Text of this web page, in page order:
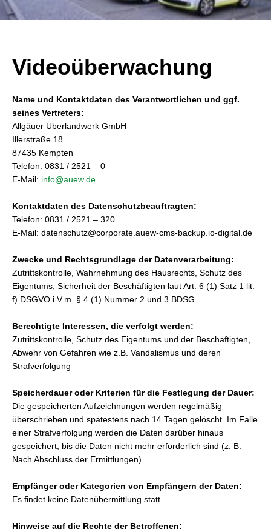
Videoüberwachung
Name und Kontaktdaten des Verantwortlichen und ggf.
seines Vertreters:
Allgäuer Überlandwerk GmbH
Illerstraße 18
87435 Kempten
Telefon: 0831 / 2521 – 0
E-Mail: info@auew.de
Kontaktdaten des Datenschutzbeauftragten:
Telefon: 0831 / 2521 – 320
E-Mail: datenschutz@corporate.auew-cms-backup.io-digital.de
Zwecke und Rechtsgrundlage der Datenverarbeitung:
Zutrittskontrolle, Wahrnehmung des Hausrechts, Schutz des
Eigentums, Sicherheit der Beschäftigten laut Art. 6 (1) Satz 1 lit.
f) DSGVO i.V.m. § 4 (1) Nummer 2 und 3 BDSG
Berechtigte Interessen, die verfolgt werden:
Zutrittskontrolle, Schutz des Eigentums und der Beschäftigten,
Abwehr von Gefahren wie z.B. Vandalismus und deren
Strafverfolgung
Speicherdauer oder Kriterien für die Festlegung der Dauer:
Die gespeicherten Aufzeichnungen werden regelmäßig
überschrieben und spätestens nach 14 Tagen gelöscht. Im Falle
einer Strafverfolgung werden die Daten darüber hinaus
gespeichert, bis die Daten nicht mehr erforderlich sind (z. B.
Nach Abschluss der Ermittlungen).
Empfänger oder Kategorien von Empfängern der Daten:
Es findet keine Datenübermittlung statt.
Hinweise auf die Rechte der Betroffenen: